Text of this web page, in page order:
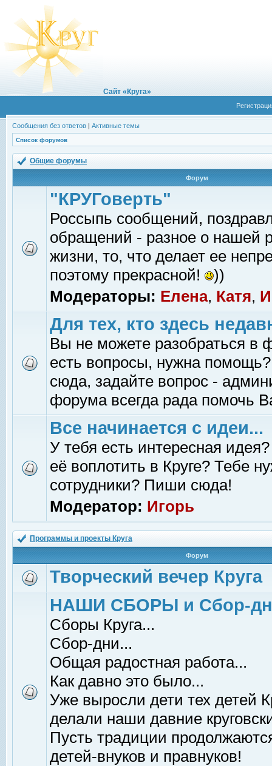
Сайт «Круга»
Сообщения без ответов | Активные темы
Список форумов
Общие форумы
Форум
"КРУГоверть"
Россыпь сообщений,
обращений - разное о нашей
жизни, то, что делает ее
поэтому прекрасной!
))
Модераторы: Елена, Катя,
Для тех, кто здесь
Вы не можете разобраться в
есть вопросы, нужна помощь?
сюда, задайте вопрос -
форума всегда рада помочь
Все начинается с идеи...
У тебя есть интересная
её воплотить в Круге? Тебе
сотрудники? Пиши сюда!
Модератор: Игорь
Программы и проекты Круга
Форум
Творческий вечер Круга
НАШИ СБОРЫ и Сбор-
Сборы Круга...
Сбор-дни...
Общая радостная работа...
Как давно это было...
Уже выросли дети тех детей
делали наши давние
Пусть традиции
детей-внуков и правнуков!